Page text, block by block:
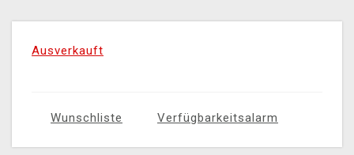
Ausverkauft
Wunschliste Verfügbarkeitsalarm